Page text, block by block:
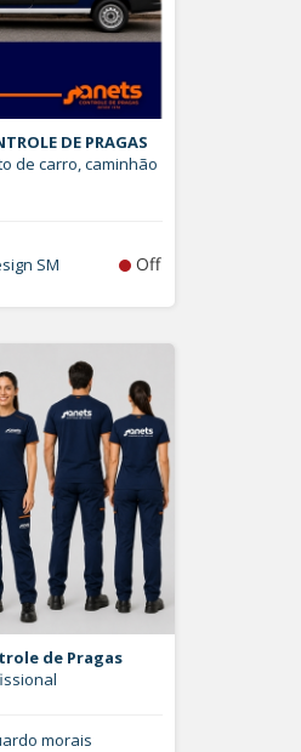
DE PRAGAS
de carro, caminhão
SM Off
de Pragas
morais